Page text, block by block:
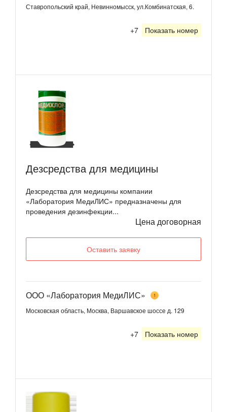
Ставропольский край, Невинномысск, ул.Комбинатская, 6.
+7 Показать номер
Дезсредства для медицины
Дезсредства для медицины компании
«Лаборатория МедиЛИС» предназначены для
проведения дезинфекции...
Цена договорная
Оставить заявку
ООО «Лаборатория МедиЛИС» 1
Московская область, Москва, Варшавское шоссе д. 129
+7 Показать номер